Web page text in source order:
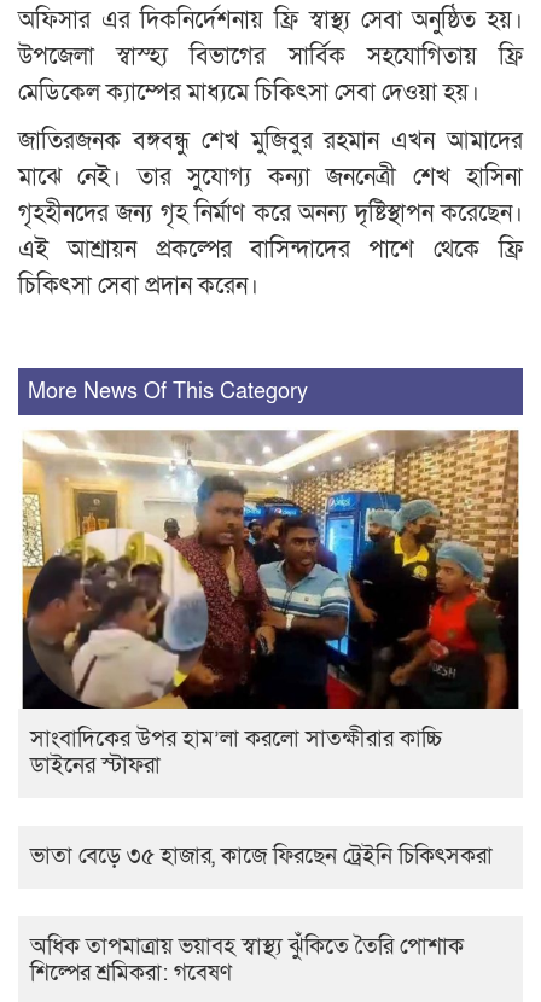
অফিসার এর দিকনির্দেশনায় ফ্রি স্বাস্থ্য সেবা অনুষ্ঠিত হয়।
উপজেলা স্বাস্হ্য বিভাগের সার্বিক সহযোগিতায় ফ্রি
মেডিকেল ক্যাম্পের মাধ্যমে চিকিৎসা সেবা দেওয়া হয়।
জাতিরজনক বঙ্গবন্ধু শেখ মুজিবুর রহমান এখন আমাদের
মাঝে নেই। তার সুযোগ্য কন্যা জননেত্রী শেখ হাসিনা
গৃহহীনদের জন্য গৃহ নির্মাণ করে অনন্য দৃষ্টিস্থাপন করেছেন।
এই আশ্রায়ন প্রকল্পের বাসিন্দাদের পাশে থেকে ফ্রি
চিকিৎসা সেবা প্রদান করেন।
More News Of This Category
সাংবাদিকের উপর হাম’লা করলো সাতক্ষীরার কাচ্চি
ডাইনের স্টাফরা
ভাতা বেড়ে ৩৫ হাজার, কাজে ফিরছেন ট্রেইনি চিকিৎসকরা
অধিক তাপমাত্রায় ভয়াবহ স্বাস্থ্য ঝুঁকিতে তৈরি পোশাক
শিল্পের শ্রমিকরা: গবেষণ